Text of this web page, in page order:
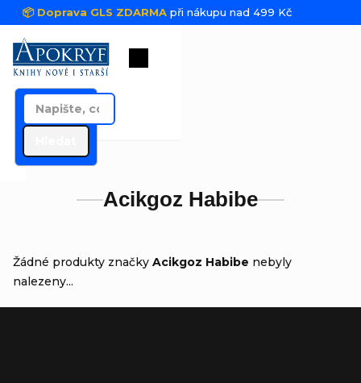
Přejít na obsah
📦 Doprava GLS ZDARMA při nákupu nad 499 Kč
Nákupní košík
Acikgoz Habibe
Žádné produkty značky Acikgoz Habibe nebyly
nalezeny...